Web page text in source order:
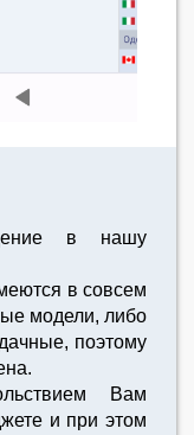
в нашу
в совсем
модели, либо
поэтому
Вам
и при этом